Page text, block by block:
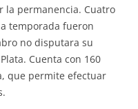
la permanencia. Cuatro
temporada fueron
no disputara su
Cuenta con 160
que permite efectuar